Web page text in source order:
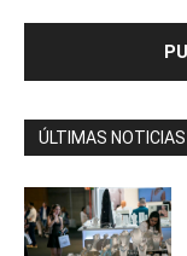
ÚLTIMAS NOTICIAS